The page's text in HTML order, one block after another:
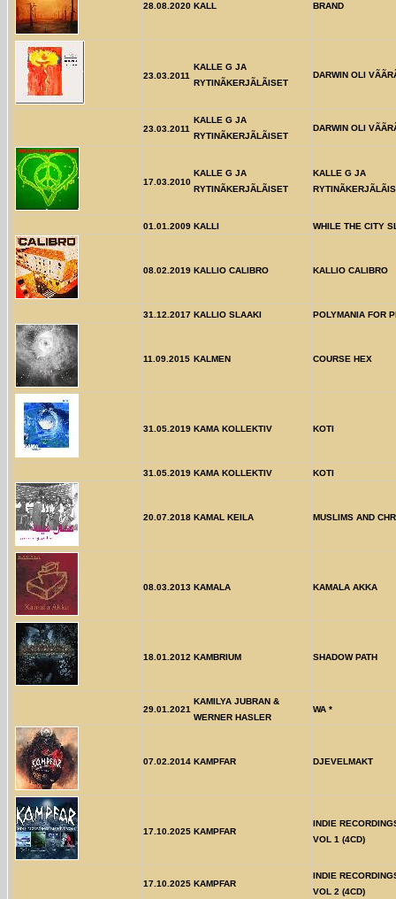
28.08.2020 KALL BRAND
23.03.2011
KALLE G JA
RYTINÃKERJÃLÃISET
DARWIN OLI
23.03.2011
KALLE G JA
RYTINÃKERJÃLÃISET
DARWIN OLI
17.03.2010
KALLE G JA
RYTINÃKERJÃLÃISET
KALLE G JA
01.01.2009 KALLI WHILE THE CITY
08.02.2019 KALLIO CALIBRO KALLIO CALIBRO
31.12.2017 KALLIO SLAAKI POLYMANIA FOR
11.09.2015 KALMEN COURSE HEX
31.05.2019 KAMA KOLLEKTIV KOTI
31.05.2019 KAMA KOLLEKTIV KOTI
20.07.2018 KAMAL KEILA MUSLIMS AND
08.03.2013 KAMALA KAMALA AKKA
18.01.2012 KAMBRIUM SHADOW PATH
29.01.2021
KAMILYA JUBRAN &
WERNER HASLER
WA *
07.02.2014 KAMPFAR DJEVELMAKT
17.10.2025 KAMPFAR
INDIE
VOL 1 (4CD)
17.10.2025 KAMPFAR
INDIE
VOL 2 (4CD)